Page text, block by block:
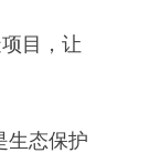
目，让
态保护